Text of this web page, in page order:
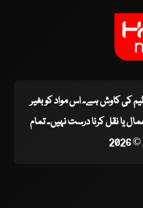
ٹیم کی کاوش ہے۔ اس مواد کو بغیر
یا نقل کرنا درست نہیں۔ تمام